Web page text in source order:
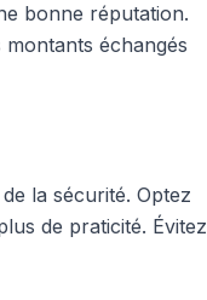
bonne réputation.
échangés
la sécurité. Optez
de praticité. Évitez